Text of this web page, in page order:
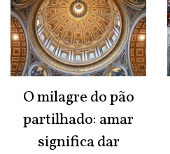
O milagre do pão
partilhado: amar
significa dar